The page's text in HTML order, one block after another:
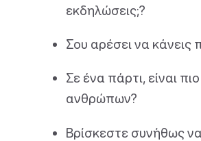
εκδηλώσεις;?
Σου αρέσει να
Σε ένα πάρτι, είναι
ανθρώπων?
Βρίσκεστε συνήθως